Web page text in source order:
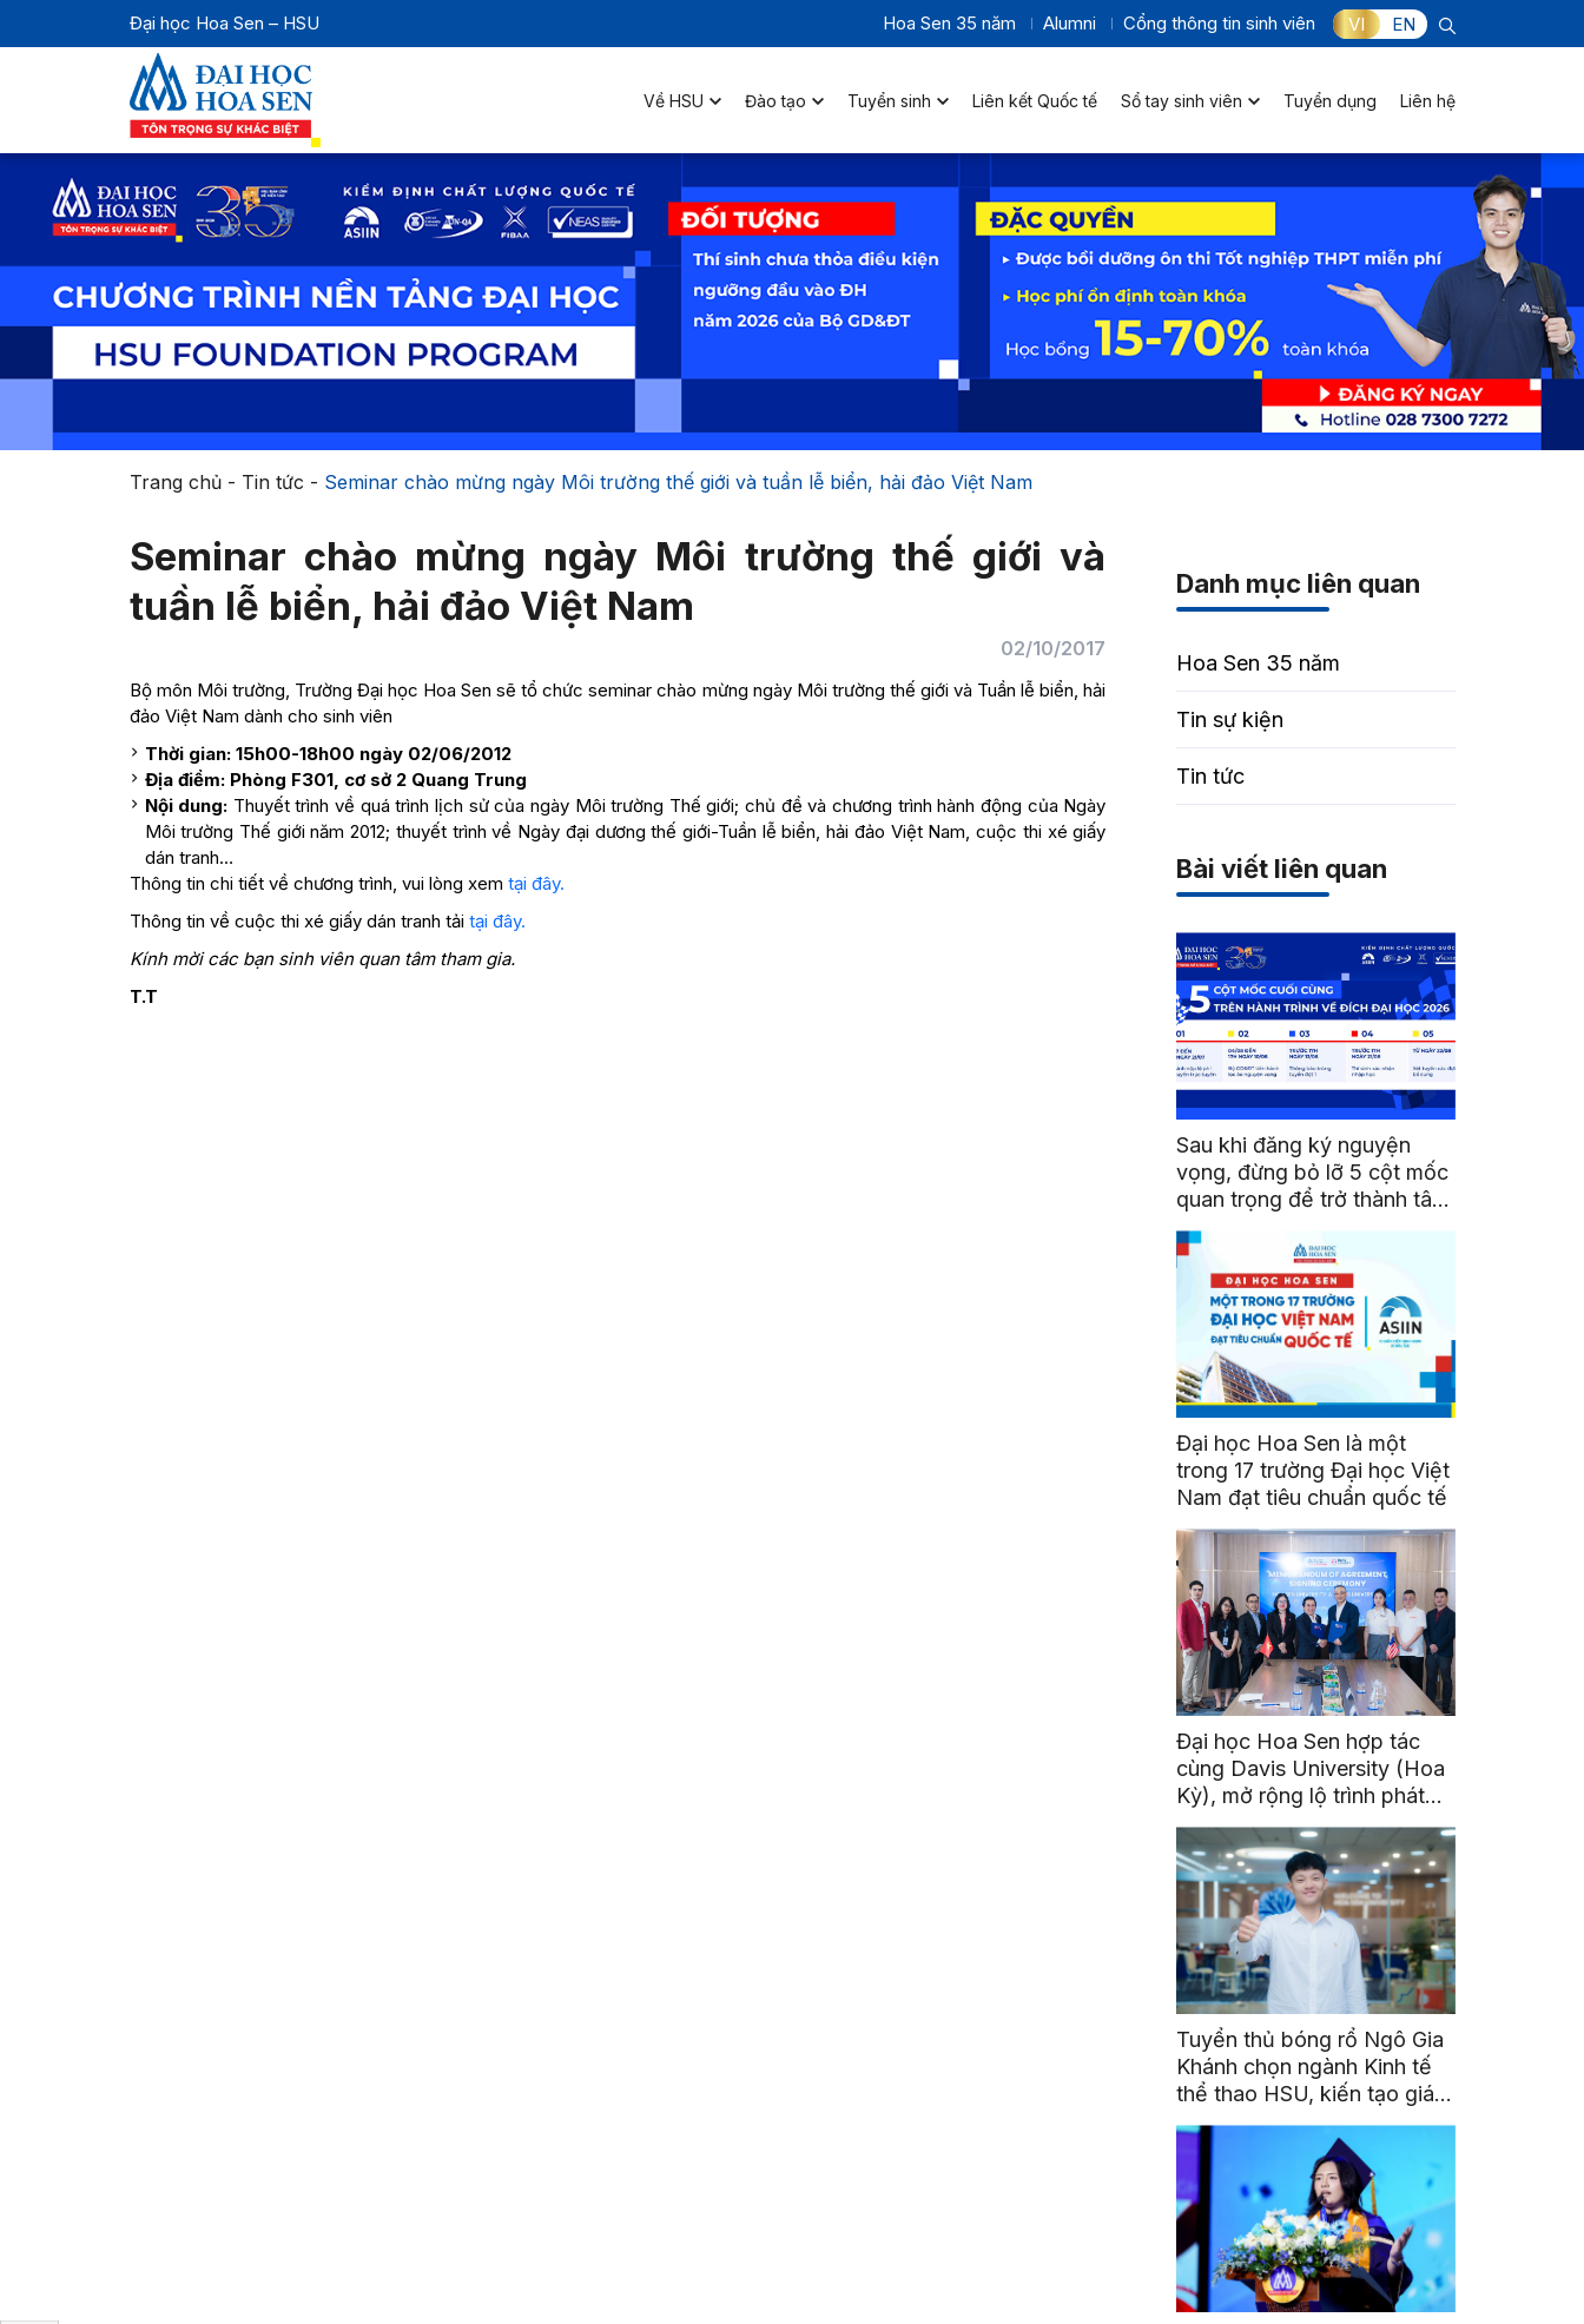
Đại học Hoa Sen – HSU Hoa Sen 35 năm Alumni Cổng thông tin sinh viên VI EN
Về HSU Đào tạo Tuyển sinh Liên kết Quốc tế Sổ tay sinh viên Tuyển dụng Liên hệ
Trang chủ- Tin tức - Seminar chào mừng ngày Môi trường thế giới và tuần lễ biển, hải đảo Việt Nam
Seminar chào mừng ngày Môi trường thế giới và
tuần lễ biển, hải đảo Việt Nam
02/10/2017
Bộ môn Môi trường, Trường Đại học Hoa Sen sẽ tổ chức seminar chào mừng ngày Môi trường thế giới và Tuần lễ biển, hải
đảo Việt Nam dành cho sinh viên
Thời gian: 15h00-18h00 ngày 02/06/2012
Địa điểm: Phòng F301, cơ sở 2 Quang Trung
Nội dung: Thuyết trình về quá trình lịch sử của ngày Môi trường Thế giới; chủ đề và chương trình hành động của Ngày
Môi trường Thế giới năm 2012; thuyết trình về Ngày đại dương thế giới-Tuần lễ biển, hải đảo Việt Nam, cuộc thi xé giấy
dán tranh…
Thông tin chi tiết về chương trình, vui lòng xem tại đây.
Thông tin về cuộc thi xé giấy dán tranh tải tại đây.
Kính mời các bạn sinh viên quan tâm tham gia.
T.T
Danh mục liên quan
Hoa Sen 35 năm
Tin sự kiện
Tin tức
Bài viết liên quan
Sau khi đăng ký nguyện
vọng, đừng bỏ lỡ 5 cột mốc
quan trọng để trở thành tân
sinh viên HSU
Đại học Hoa Sen là một
trong 17 trường Đại học Việt
Nam đạt tiêu chuẩn quốc tế
Đại học Hoa Sen hợp tác
cùng Davis University (Hoa
Kỳ), mở rộng lộ trình phát
triển toàn cầu cho sinh viên
Tuyển thủ bóng rổ Ngô Gia
Khánh chọn ngành Kinh tế
thể thao HSU, kiến tạo giá
trị từ đam mê thể thao